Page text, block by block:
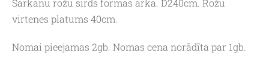
Sarkanu rožu sirds formas arka. D240cm. Rožu
virtenes platums 40cm.
Nomai pieejamas 2gb. Nomas cena norādīta par 1gb.